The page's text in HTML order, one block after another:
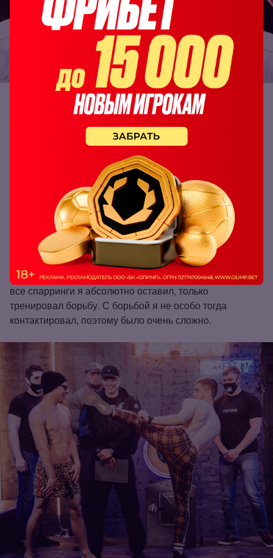
соперника в твоей карьере.
— Каждый бой на самом деле по своему сложный.
Больше даже не то, что в бою происходит, а именно до
боя. То вес гонять, подготовка и т.д. Наверное, самый
сложный был бой с Николаем «Чибисом» Чибисовым,
когда я очень много согнал веса и в бою уже после
второго раунда тяжко было двигаться. Доживал просто
до конца. И одна из самых сложных подготовок была к
бою против Магомеда «Венома» Зайналова. Именно
первый бой. Потому что у меня был перелом челюсти и
все спарринги я абсолютно оставил, только
тренировал борьбу. С борьбой я не особо тогда
контактировал, поэтому было очень сложно.